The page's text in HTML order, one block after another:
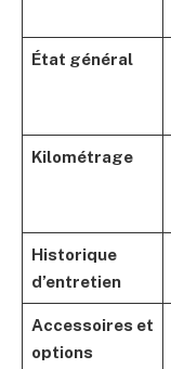
État général
Kilométrage
Historique
d’entretien
Accessoires et
options